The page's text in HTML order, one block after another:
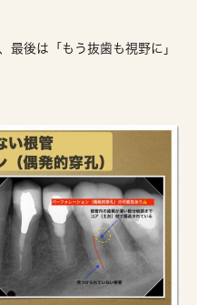
最後は「もう抜歯も視野に」